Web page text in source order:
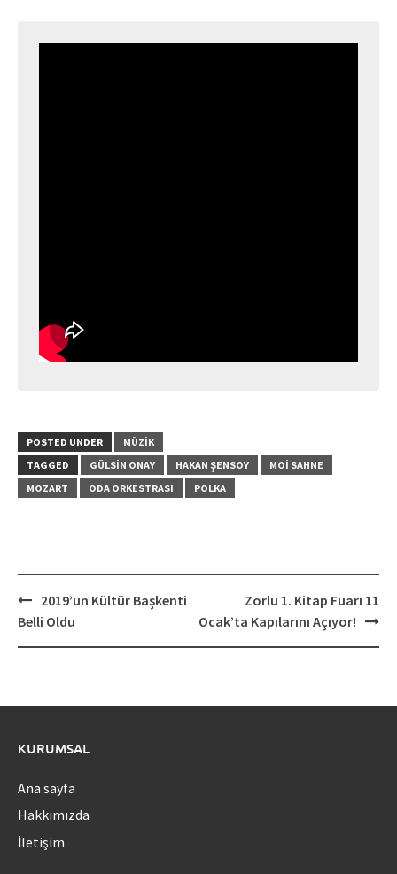
POSTED UNDER
MÜZIK
TAGGED
GÜLSIN ONAY HAKAN ŞENSOY
MOİ SAHNE
MOZART
ODA ORKESTRASI POLKA
Post
navigation
2019’un Kültür Başkenti
Belli Oldu
Zorlu 1. Kitap Fuarı 11
Ocak’ta Kapılarını Açıyor!
KURUMSAL
Ana sayfa
Hakkımızda
İletişim